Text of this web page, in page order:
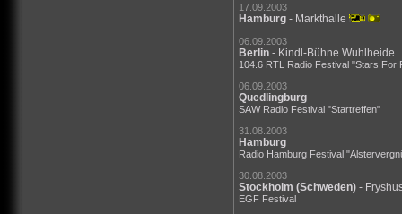
17.09.2003
Hamburg - Markthalle
06.09.2003
Berlin - Kindl-Bühne Wuhlheide
104.6 RTL Radio Festival "Stars For
06.09.2003
Quedlingburg
SAW Radio Festival "Startreffen"
31.08.2003
Hamburg
Radio Hamburg Festival
30.08.2003
Stockholm (Schweden) -
EGF Festival